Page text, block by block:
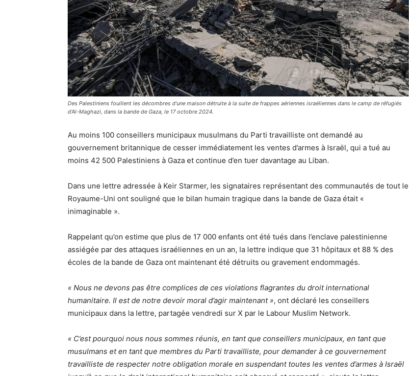
Des Palestiniens fouillent les décombres d'une maison détruite à la suite de frappes aériennes israéliennes dans le camp de réfugiés
d'Al-Maghazi, dans la bande de Gaza, le 17 octobre 2024.
Au moins 100 conseillers municipaux musulmans du Parti travailliste ont demandé au
gouvernement britannique de cesser immédiatement les ventes d’armes à Israël, qui a tué au
moins 42 500 Palestiniens à Gaza et continue d’en tuer davantage au Liban.
Dans une lettre adressée à Keir Starmer, les signataires représentant des communautés de tout le
Royaume-Uni ont souligné que le bilan humain tragique dans la bande de Gaza était «
inimaginable ».
Rappelant qu’on estime que plus de 17 000 enfants ont été tués dans l’enclave palestinienne
assiégée par des attaques israéliennes en un an, la lettre indique que 31 hôpitaux et 88 % des
écoles de la bande de Gaza ont maintenant été détruits ou gravement endommagés.
« Nous ne devons pas être complices de ces violations flagrantes du droit international
humanitaire. Il est de notre devoir moral d’agir maintenant », ont déclaré les conseillers
municipaux dans la lettre, partagée vendredi sur X par le Labour Muslim Network.
« C’est pourquoi nous nous sommes réunis, en tant que conseillers municipaux, en tant que
musulmans et en tant que membres du Parti travailliste, pour demander à ce gouvernement
travailliste de respecter notre obligation morale en suspendant toutes les ventes d’armes à Israël